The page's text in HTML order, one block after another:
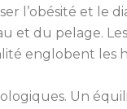
l’obésité et le
et du pelage.
englobent les
Un